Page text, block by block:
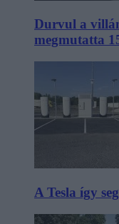
Durvul a
megmutatta
A Tesla így